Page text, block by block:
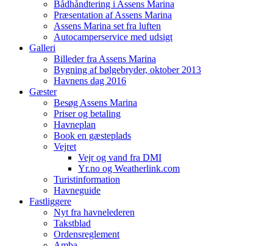
Bådhåndtering i Assens Marina
Præsentation af Assens Marina
Assens Marina set fra luften
Autocamperservice med udsigt
Galleri
Billeder fra Assens Marina
Bygning af bølgebryder, oktober 2013
Havnens dag 2016
Gæster
Besøg Assens Marina
Priser og betaling
Havneplan
Book en gæsteplads
Vejret
Vejr og vand fra DMI
Yr.no og Weatherlink.com
Turistinformation
Havneguide
Fastliggere
Nyt fra havnelederen
Takstblad
Ordensreglement